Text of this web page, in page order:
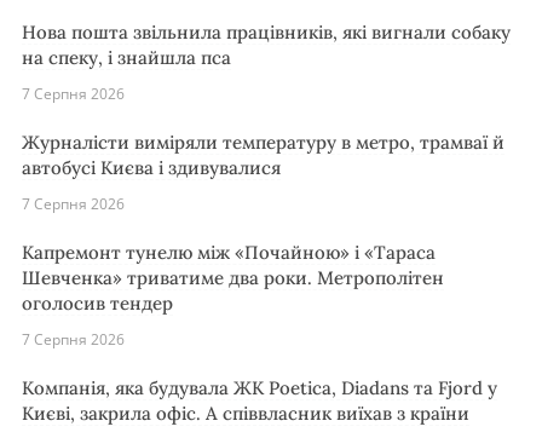
Нова пошта звільнила працівників, які вигнали собаку
на спеку, і знайшла пса
7 Серпня 2026
Журналісти виміряли температуру в метро, трамваї й
автобусі Києва і здивувалися
7 Серпня 2026
Капремонт тунелю між «Почайною» і «Тараса
Шевченка» триватиме два роки. Метрополітен
оголосив тендер
7 Серпня 2026
Компанія, яка будувала ЖК Poetica, Diadans та Fjord у
Києві, закрила офіс. А співвласник виїхав з країни